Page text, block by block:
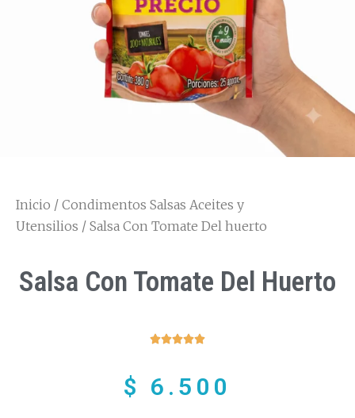
Inicio / Condimentos Salsas Aceites y
Utensilios / Salsa Con Tomate Del huerto
Salsa Con Tomate Del Huerto

$ 6.500